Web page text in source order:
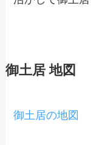
御土居 地図
御土居の地図